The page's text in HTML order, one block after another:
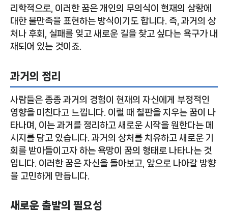
리학적으로, 이러한 꿈은 개인의 무의식이 현재의 상황에
대한 불만족을 표현하는 방식이기도 합니다. 즉, 과거의 상
처나 후회, 실패를 잊고 새로운 길을 찾고 싶다는 욕구가 내
재되어 있는 것이죠.
과거의 정리
사람들은 종종 과거의 경험이 현재의 자신에게 부정적인
영향을 미친다고 느낍니다. 이럴 때 칠판을 지우는 꿈이 나
타나며, 이는 과거를 정리하고 새로운 시작을 원한다는 메
시지를 담고 있습니다. 과거의 상처를 치유하고 새로운 기
회를 받아들이고자 하는 욕망이 꿈의 형태로 나타나는 것
입니다. 이러한 꿈은 자신을 돌아보고, 앞으로 나아갈 방향
을 고민하게 만듭니다.
새로운 출발의 필요성